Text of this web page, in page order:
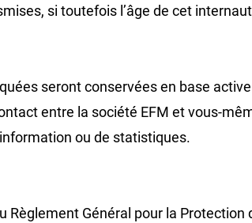
si toutefois l’âge de cet
seront conservées en base
entre la société EFM et vous-
ou de statistiques.
Général pour la Protection